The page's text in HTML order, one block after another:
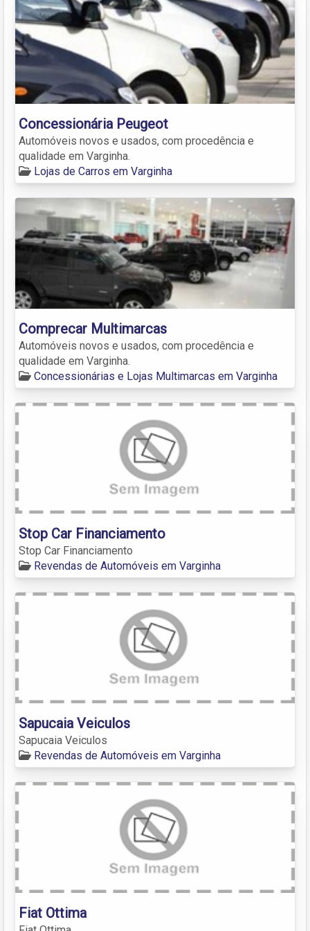
Concessionária Peugeot
Automóveis novos e usados, com procedência e
qualidade em Varginha.
Lojas de Carros em Varginha
Comprecar Multimarcas
Automóveis novos e usados, com procedência e
qualidade em Varginha.
Concessionárias e Lojas Multimarcas em Varginha
Stop Car Financiamento
Stop Car Financiamento
Revendas de Automóveis em Varginha
Sapucaia Veiculos
Sapucaia Veiculos
Revendas de Automóveis em Varginha
Fiat Ottima